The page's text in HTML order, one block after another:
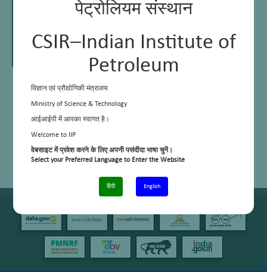
पेट्रोलियम संस्थान
CSIR–Indian Institute of
Petroleum
विज्ञान एवं प्रौद्योगिकी मंत्रालय
Ministry of Science & Technology
आईआईपी में आपका स्वागत है।
Welcome to IIP
वेबसाइट में प्रवेश करने के लिए अपनी पसंदीदा भाषा चुनें।
Select your Preferred Language to Enter the Website
हिंदी English
Dr Suman Lata Jain
Senior Principal Scientist
Head of Area
suman@iip.res.in
Phone:+91 – 135 – 2525788